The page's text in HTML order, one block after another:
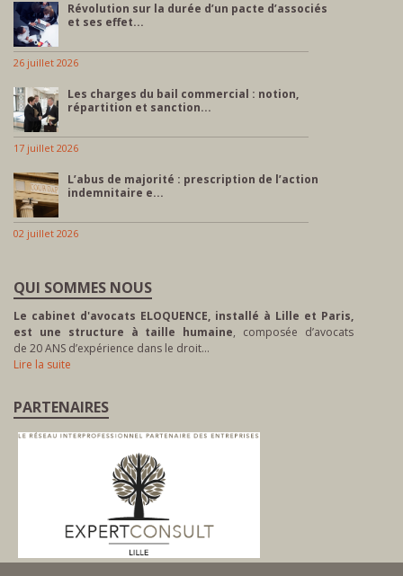
Révolution sur la durée d’un pacte d’associés
et ses effet...
26 juillet 2026
Les charges du bail commercial : notion,
répartition et sanction...
17 juillet 2026
L’abus de majorité : prescription de l’action
indemnitaire e...
02 juillet 2026
QUI SOMMES NOUS
Le cabinet d'avocats ELOQUENCE, installé à Lille et Paris,
est une structure à taille humaine, composée d’avocats
de 20 ANS d’expérience dans le droit…
Lire la suite
PARTENAIRES